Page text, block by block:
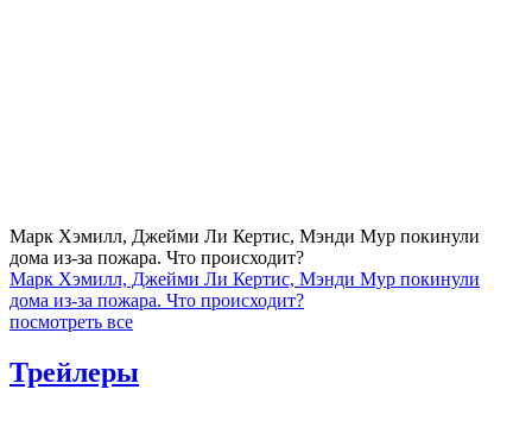
Марк Хэмилл, Джейми Ли Кертис, Мэнди Мур покинули
дома из-за пожара. Что происходит?
Марк Хэмилл, Джейми Ли Кертис, Мэнди Мур покинули
дома из-за пожара. Что происходит?
посмотреть все
Трейлеры